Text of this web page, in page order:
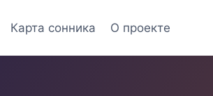
Карта сонника О проекте